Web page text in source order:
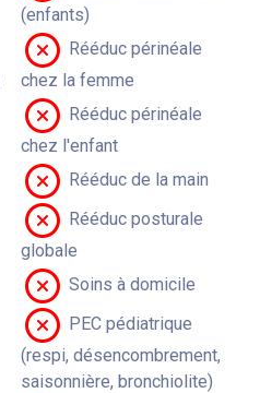
(enfants)
Rééduc périnéale
chez la femme
Rééduc périnéale
chez l'enfant
Rééduc de la main
Rééduc posturale
globale
Soins à domicile
PEC pédiatrique
(respi, désencombrement,
saisonnière, bronchiolite)